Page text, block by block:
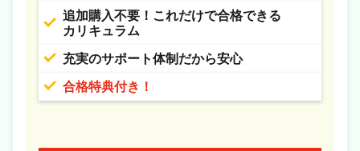
追加購入不要！これだけで合格できる
カリキュラム
充実のサポート体制だから安心
合格特典付き！